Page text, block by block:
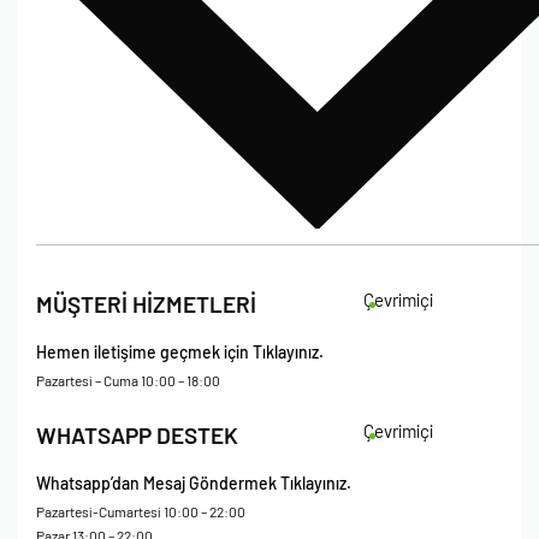
Çerez Politikası
Kişisel Verileri Koruma – Çerez ve Ticari İletişim Açık Rıza Metni
Mesafeli Satış Sözleşmesi
MÜŞTERİ HİZMETLERİ Çevrimiçi
Hemen iletişime geçmek için Tıklayınız.
Pazartesi – Cuma 10:00 – 18:00
WHATSAPP DESTEK Çevrimiçi
Whatsapp’dan Mesaj Göndermek Tıklayınız.
Pazartesi-Cumartesi 10:00 – 22:00
Pazar 13:00 – 22:00